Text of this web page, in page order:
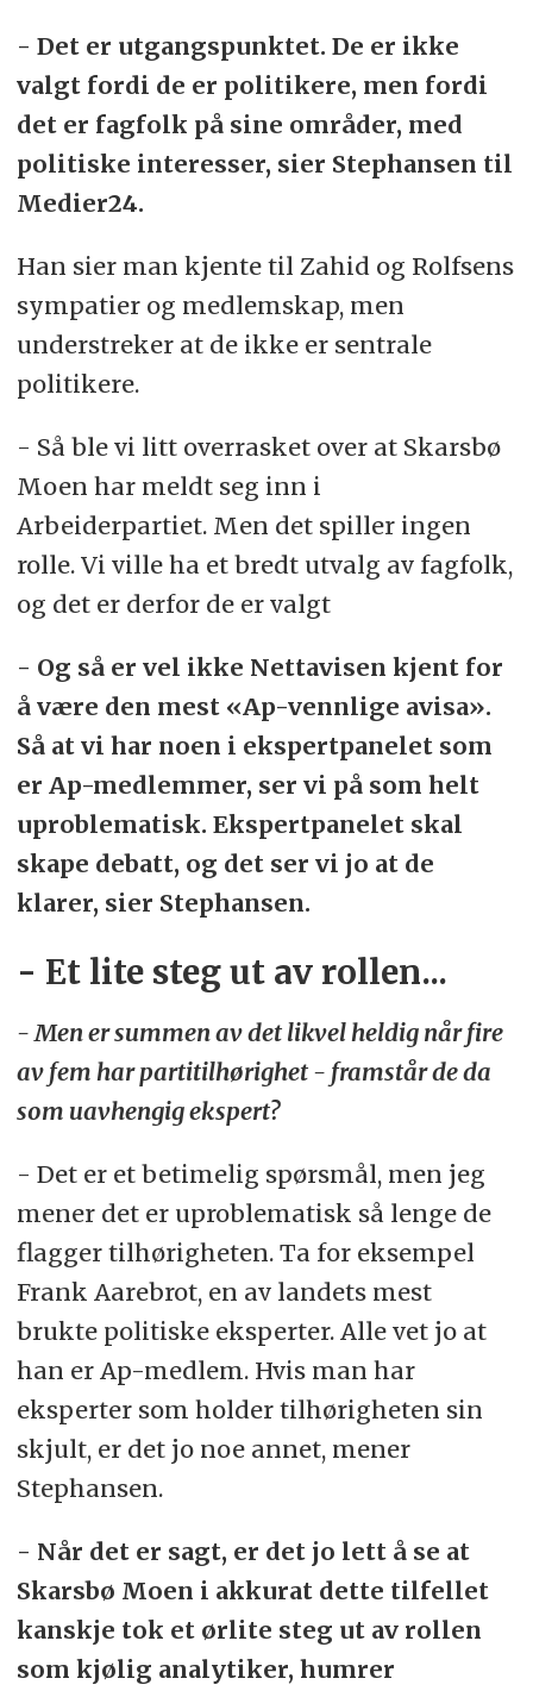
- Det er utgangspunktet. De er ikke
valgt fordi de er politikere, men fordi
det er fagfolk på sine områder, med
politiske interesser, sier Stephansen til
Medier24.
Han sier man kjente til Zahid og Rolfsens
sympatier og medlemskap, men
understreker at de ikke er sentrale
politikere.
- Så ble vi litt overrasket over at Skarsbø
Moen har meldt seg inn i
Arbeiderpartiet. Men det spiller ingen
rolle. Vi ville ha et bredt utvalg av fagfolk,
og det er derfor de er valgt
- Og så er vel ikke Nettavisen kjent for
å være den mest «Ap-vennlige avisa».
Så at vi har noen i ekspertpanelet som
er Ap-medlemmer, ser vi på som helt
uproblematisk. Ekspertpanelet skal
skape debatt, og det ser vi jo at de
klarer, sier Stephansen.
- Et lite steg ut av rollen...
- Men er summen av det likvel heldig når fire
av fem har partitilhørighet - framstår de da
som uavhengig ekspert?
- Det er et betimelig spørsmål, men jeg
mener det er uproblematisk så lenge de
flagger tilhørigheten. Ta for eksempel
Frank Aarebrot, en av landets mest
brukte politiske eksperter. Alle vet jo at
han er Ap-medlem. Hvis man har
eksperter som holder tilhørigheten sin
skjult, er det jo noe annet, mener
Stephansen.
- Når det er sagt, er det jo lett å se at
Skarsbø Moen i akkurat dette tilfellet
kanskje tok et ørlite steg ut av rollen
som kjølig analytiker, humrer